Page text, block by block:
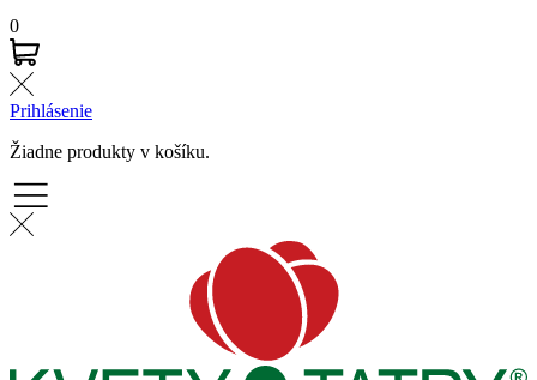
0
Prihlásenie
Žiadne produkty v košíku.